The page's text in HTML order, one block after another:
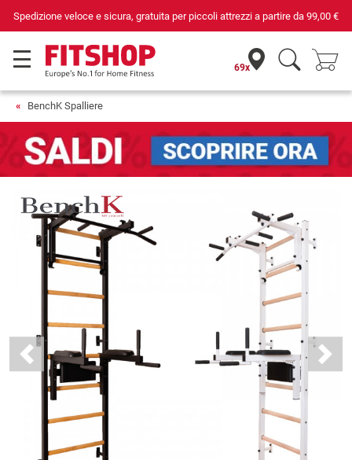
piccoli attrezzi a partire da 99,00 € Da 42 anni i tuoi esperti di
69x
BenchK Spalliere
Previous Next